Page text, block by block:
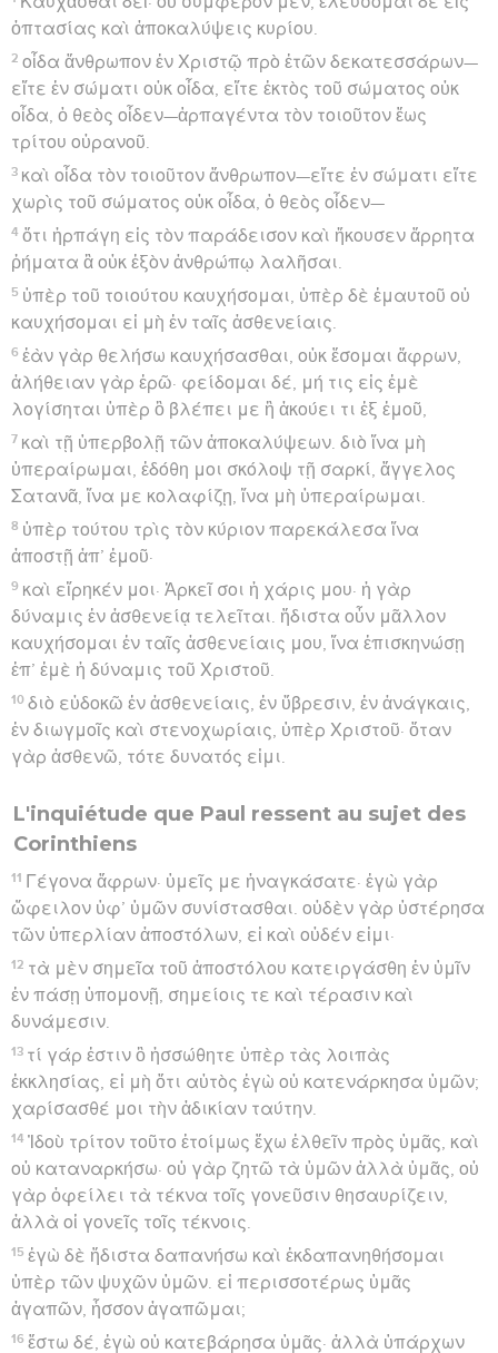
ὀπτασίας καὶ ἀποκαλύψεις κυρίου.
2 οἶδα ἄνθρωπον ἐν Χριστῷ πρὸ ἐτῶν δεκατεσσάρων—
εἴτε ἐν σώματι οὐκ οἶδα, εἴτε ἐκτὸς τοῦ σώματος οὐκ
οἶδα, ὁ θεὸς οἶδεν—ἁρπαγέντα τὸν τοιοῦτον ἕως
τρίτου οὐρανοῦ.
3 καὶ οἶδα τὸν τοιοῦτον ἄνθρωπον—εἴτε ἐν σώματι εἴτε
χωρὶς τοῦ σώματος οὐκ οἶδα, ὁ θεὸς οἶδεν—
4 ὅτι ἡρπάγη εἰς τὸν παράδεισον καὶ ἤκουσεν ἄρρητα
ῥήματα ἃ οὐκ ἐξὸν ἀνθρώπῳ λαλῆσαι.
5 ὑπὲρ τοῦ τοιούτου καυχήσομαι, ὑπὲρ δὲ ἐμαυτοῦ οὐ
καυχήσομαι εἰ μὴ ἐν ταῖς ἀσθενείαις.
6 ἐὰν γὰρ θελήσω καυχήσασθαι, οὐκ ἔσομαι ἄφρων,
ἀλήθειαν γὰρ ἐρῶ· φείδομαι δέ, μή τις εἰς ἐμὲ
λογίσηται ὑπὲρ ὃ βλέπει με ἢ ἀκούει τι ἐξ ἐμοῦ,
7 καὶ τῇ ὑπερβολῇ τῶν ἀποκαλύψεων. διὸ ἵνα μὴ
ὑπεραίρωμαι, ἐδόθη μοι σκόλοψ τῇ σαρκί, ἄγγελος
Σατανᾶ, ἵνα με κολαφίζῃ, ἵνα μὴ ὑπεραίρωμαι.
8 ὑπὲρ τούτου τρὶς τὸν κύριον παρεκάλεσα ἵνα
ἀποστῇ ἀπ’ ἐμοῦ·
9 καὶ εἴρηκέν μοι· Ἀρκεῖ σοι ἡ χάρις μου· ἡ γὰρ
δύναμις ἐν ἀσθενείᾳ τελεῖται. ἥδιστα οὖν μᾶλλον
καυχήσομαι ἐν ταῖς ἀσθενείαις μου, ἵνα ἐπισκηνώσῃ
ἐπ’ ἐμὲ ἡ δύναμις τοῦ Χριστοῦ.
10 διὸ εὐδοκῶ ἐν ἀσθενείαις, ἐν ὕβρεσιν, ἐν ἀνάγκαις,
ἐν διωγμοῖς καὶ στενοχωρίαις, ὑπὲρ Χριστοῦ· ὅταν
γὰρ ἀσθενῶ, τότε δυνατός εἰμι.
L'inquiétude que Paul ressent au sujet des
Corinthiens
11 Γέγονα ἄφρων· ὑμεῖς με ἠναγκάσατε· ἐγὼ γὰρ
ὤφειλον ὑφ’ ὑμῶν συνίστασθαι. οὐδὲν γὰρ ὑστέρησα
τῶν ὑπερλίαν ἀποστόλων, εἰ καὶ οὐδέν εἰμι·
12 τὰ μὲν σημεῖα τοῦ ἀποστόλου κατειργάσθη ἐν ὑμῖν
ἐν πάσῃ ὑπομονῇ, σημείοις τε καὶ τέρασιν καὶ
δυνάμεσιν.
13 τί γάρ ἐστιν ὃ ἡσσώθητε ὑπὲρ τὰς λοιπὰς
ἐκκλησίας, εἰ μὴ ὅτι αὐτὸς ἐγὼ οὐ κατενάρκησα ὑμῶν;
χαρίσασθέ μοι τὴν ἀδικίαν ταύτην.
14 Ἰδοὺ τρίτον τοῦτο ἑτοίμως ἔχω ἐλθεῖν πρὸς ὑμᾶς, καὶ
οὐ καταναρκήσω· οὐ γὰρ ζητῶ τὰ ὑμῶν ἀλλὰ ὑμᾶς, οὐ
γὰρ ὀφείλει τὰ τέκνα τοῖς γονεῦσιν θησαυρίζειν,
ἀλλὰ οἱ γονεῖς τοῖς τέκνοις.
15 ἐγὼ δὲ ἥδιστα δαπανήσω καὶ ἐκδαπανηθήσομαι
ὑπὲρ τῶν ψυχῶν ὑμῶν. εἰ περισσοτέρως ὑμᾶς
ἀγαπῶν, ἧσσον ἀγαπῶμαι;
16 ἔστω δέ, ἐγὼ οὐ κατεβάρησα ὑμᾶς· ἀλλὰ ὑπάρχων